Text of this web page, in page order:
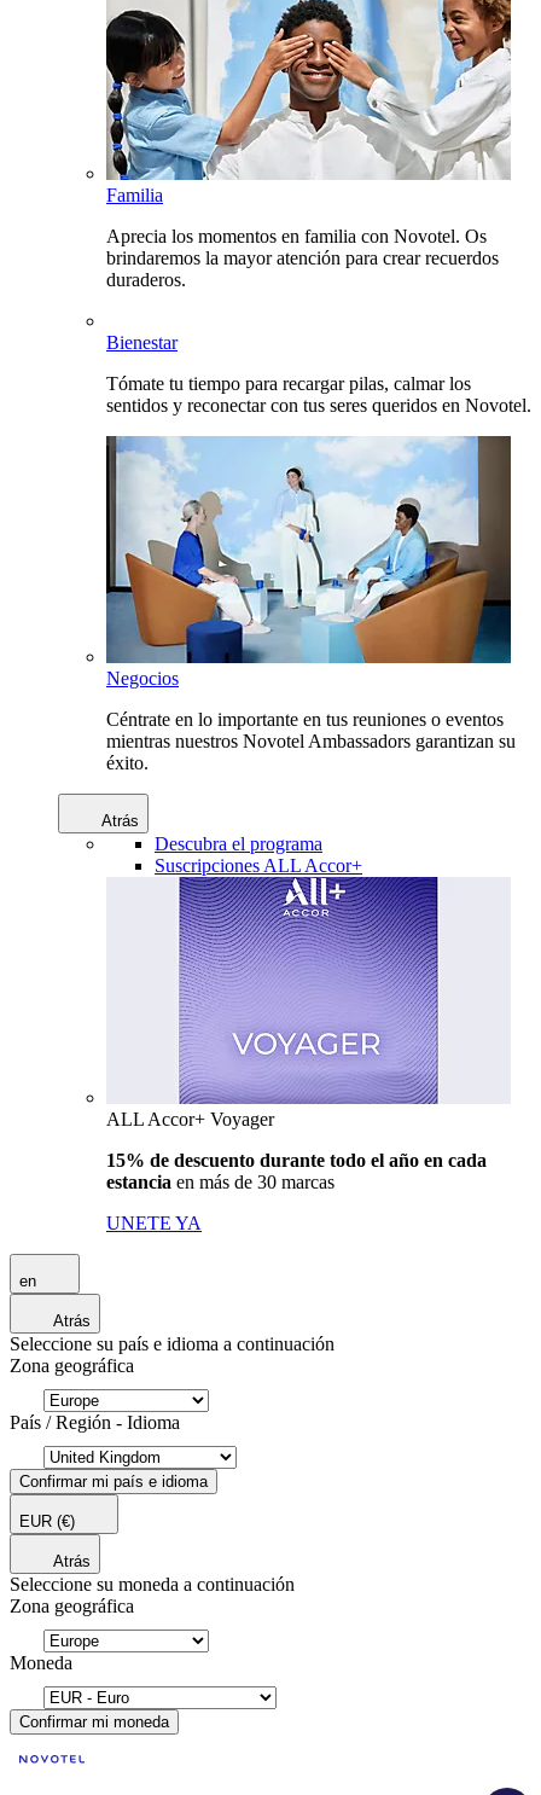
Familia
Aprecia los momentos en familia con Novotel. Os
brindaremos la mayor atención para crear recuerdos
duraderos.
Bienestar
Tómate tu tiempo para recargar pilas, calmar los
sentidos y reconectar con tus seres queridos en Novotel.
Negocios
Céntrate en lo importante en tus reuniones o eventos
mientras nuestros Novotel Ambassadors garantizan su
éxito.
Atrás
Descubra el programa
Suscripciones ALL Accor+
ALL Accor+ Voyager
15% de descuento durante todo el año en cada
estancia en más de 30 marcas
UNETE YA
en
Atrás
Seleccione su país e idioma a continuación
Zona geográfica
País / Región - Idioma
Confirmar mi país e idioma
EUR (€)
Atrás
Seleccione su moneda a continuación
Zona geográfica
Moneda
Confirmar mi moneda